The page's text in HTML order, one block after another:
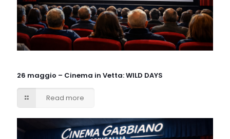
26 maggio – Cinema in Vetta: WILD DAYS
Read more